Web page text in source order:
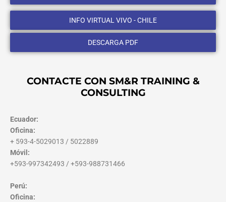
INFO VIRTUAL VIVO - CHILE
DESCARGA PDF
CONTACTE CON SM&R TRAINING &
CONSULTING
Ecuador:
Oficina:
+ 593-4-5029013 / 5022889
Móvil:
+593-997342493 / +593-988731466
Perú:
Oficina: